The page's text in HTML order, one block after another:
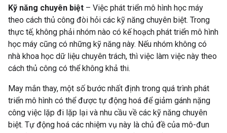
Kỹ năng chuyên biệt – Việc phát triển mô hình học máy
theo cách thủ công đòi hỏi các kỹ năng chuyên biệt. Trong
thực tế, không phải nhóm nào có kế hoạch phát triển mô hình
học máy cũng có những kỹ năng này. Nếu nhóm không có
nhà khoa học dữ liệu chuyên trách, thì việc làm việc này theo
cách thủ công có thể không khả thi.
May mắn thay, một số bước nhất định trong quá trình phát
triển mô hình có thể được tự động hoá để giảm gánh nặng
công việc lặp đi lặp lại và nhu cầu về các kỹ năng chuyên
biệt. Tự động hoá các nhiệm vụ này là chủ đề của mô-đun